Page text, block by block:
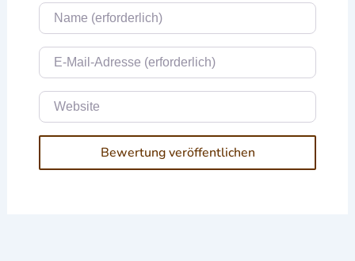
Name
E-Mail
Website